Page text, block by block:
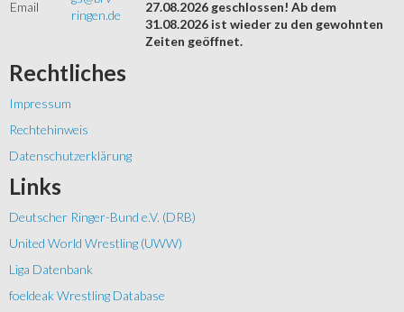
Email
ringen.de
27.08.2026 geschlossen! Ab dem
31.08.2026 ist wieder zu den gewohnten
Zeiten geöffnet.
Rechtliches
Impressum
Rechtehinweis
Datenschutzerklärung
Links
Deutscher Ringer-Bund e.V. (DRB)
United World Wrestling (UWW)
Liga Datenbank
foeldeak Wrestling Database